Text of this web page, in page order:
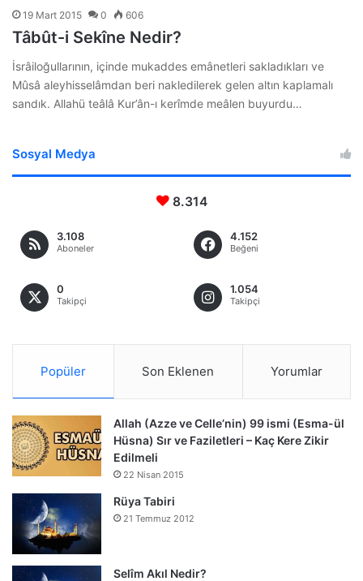
19 Mart 2015 0 606
Tâbût-i Sekîne Nedir?
İsrâiloğullarının, içinde mukaddes emânetleri sakladıkları ve
Mûsâ aleyhisselâmdan beri nakledilerek gelen altın kaplamalı
sandık. Allahü teâlâ Kur’ân-ı kerîmde meâlen buyurdu…
Sosyal Medya
8.314
3.108
Aboneler
4.152
Beğeni
0
Takipçi
1.054
Takipçi
Popüler Son Eklenen Yorumlar
Allah (Azze ve Celle’nin) 99 ismi (Esma-ül
Hüsna) Sır ve Faziletleri – Kaç Kere Zikir
Edilmeli
22 Nisan 2015
Rüya Tabiri
21 Temmuz 2012
Selîm Akıl Nedir?